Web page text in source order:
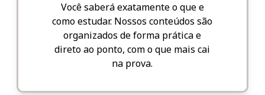
Você saberá exatamente o que e
como estudar. Nossos conteúdos são
organizados de forma prática e
direto ao ponto, com o que mais cai
na prova.